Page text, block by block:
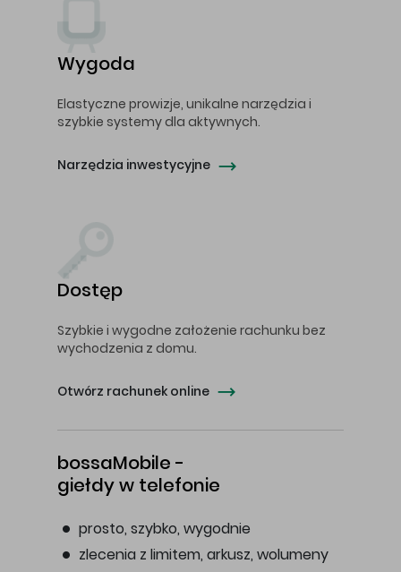
Wygoda
Elastyczne prowizje, unikalne narzędzia i
szybkie systemy dla aktywnych.
Narzędzia inwestycyjne
Dostęp
Szybkie i wygodne założenie rachunku bez
wychodzenia z domu.
Otwórz rachunek online
bossaMobile -
giełdy w telefonie
prosto, szybko, wygodnie
zlecenia z limitem, arkusz, wolumeny